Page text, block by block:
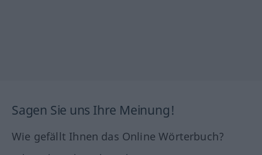
Sagen Sie uns Ihre Meinung!
Wie gefällt Ihnen das Online Wörterbuch?